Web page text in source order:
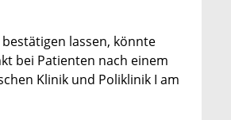
lassen, könnte
bei Patienten nach einem
Klinik und Poliklinik I am